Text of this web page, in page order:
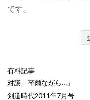
です。
1
有料記事
対談「卒爾ながら…」
剣道時代2011年7月号